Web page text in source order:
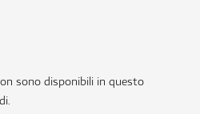
sono disponibili in questo